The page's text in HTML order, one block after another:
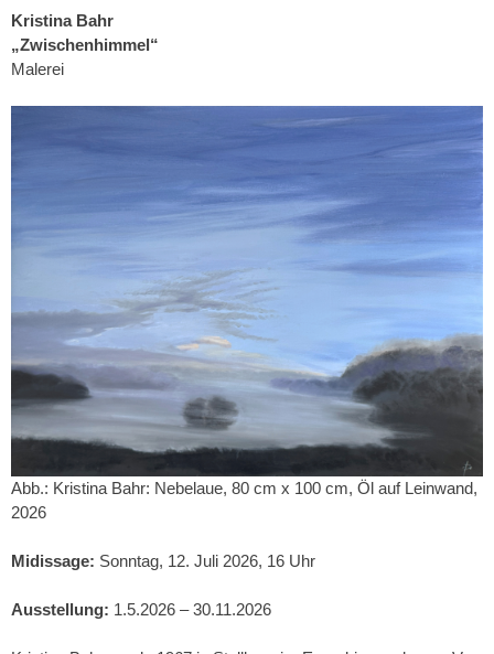
Kristina Bahr
„Zwischenhimmel“
Malerei
Abb.: Kristina Bahr: Nebelaue, 80 cm x 100 cm, Öl auf Leinwand,
2026
Midissage: Sonntag, 12. Juli 2026, 16 Uhr
Ausstellung: 1.5.2026 – 30.11.2026